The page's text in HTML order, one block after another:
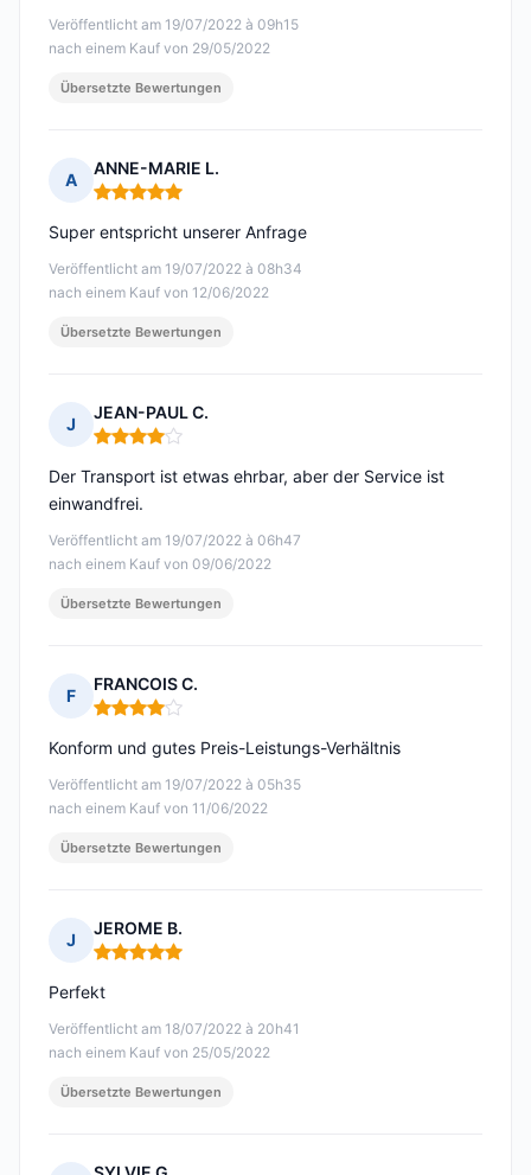
Veröffentlicht am 19/07/2022 à 09h15
nach einem Kauf von 29/05/2022
Übersetzte Bewertungen
A
ANNE-MARIE L.
Hinweis: 5 von 5
Veröffentlicht am 19/07/2022 à 08h34
nach einem Kauf von 12/06/2022
Super entspricht unserer Anfrage
Übersetzte Bewertungen
J
JEAN-PAUL C.
Hinweis: 4 von 5
Veröffentlicht am 19/07/2022 à 06h47
nach einem Kauf von 09/06/2022
Der Transport ist etwas ehrbar, aber der Service ist
einwandfrei.
Übersetzte Bewertungen
F
FRANCOIS C.
Hinweis: 4 von 5
Veröffentlicht am 19/07/2022 à 05h35
nach einem Kauf von 11/06/2022
Konform und gutes Preis-Leistungs-Verhältnis
Übersetzte Bewertungen
J
JEROME B.
Hinweis: 5 von 5
Veröffentlicht am 18/07/2022 à 20h41
nach einem Kauf von 25/05/2022
Perfekt
Übersetzte Bewertungen